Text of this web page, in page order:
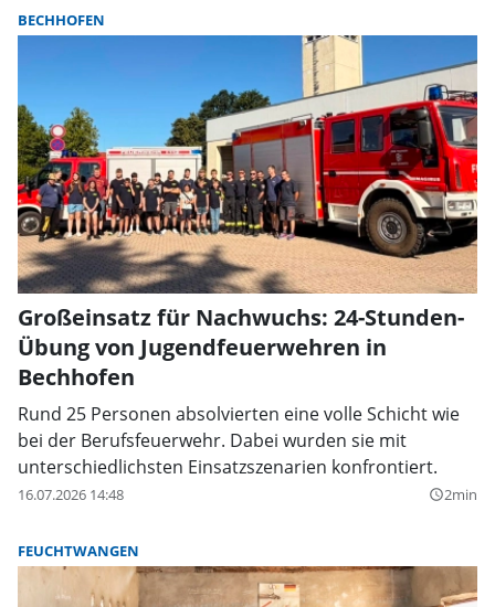
BECHHOFEN
Großeinsatz für Nachwuchs: 24-Stunden-
Übung von Jugendfeuerwehren in
Bechhofen
Rund 25 Personen absolvierten eine volle Schicht wie
bei der Berufsfeuerwehr. Dabei wurden sie mit
unterschiedlichsten Einsatzszenarien konfrontiert.
16.07.2026 14:48 query_builder2min
FEUCHTWANGEN